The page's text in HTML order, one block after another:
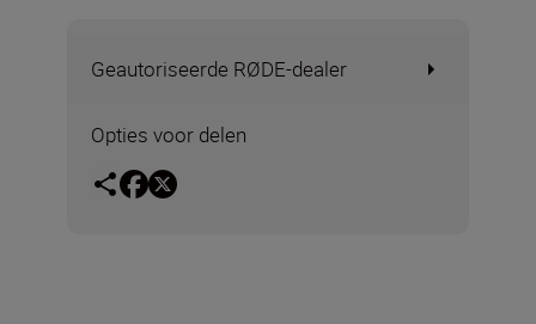
Geautoriseerde RØDE-dealer
Opties voor delen